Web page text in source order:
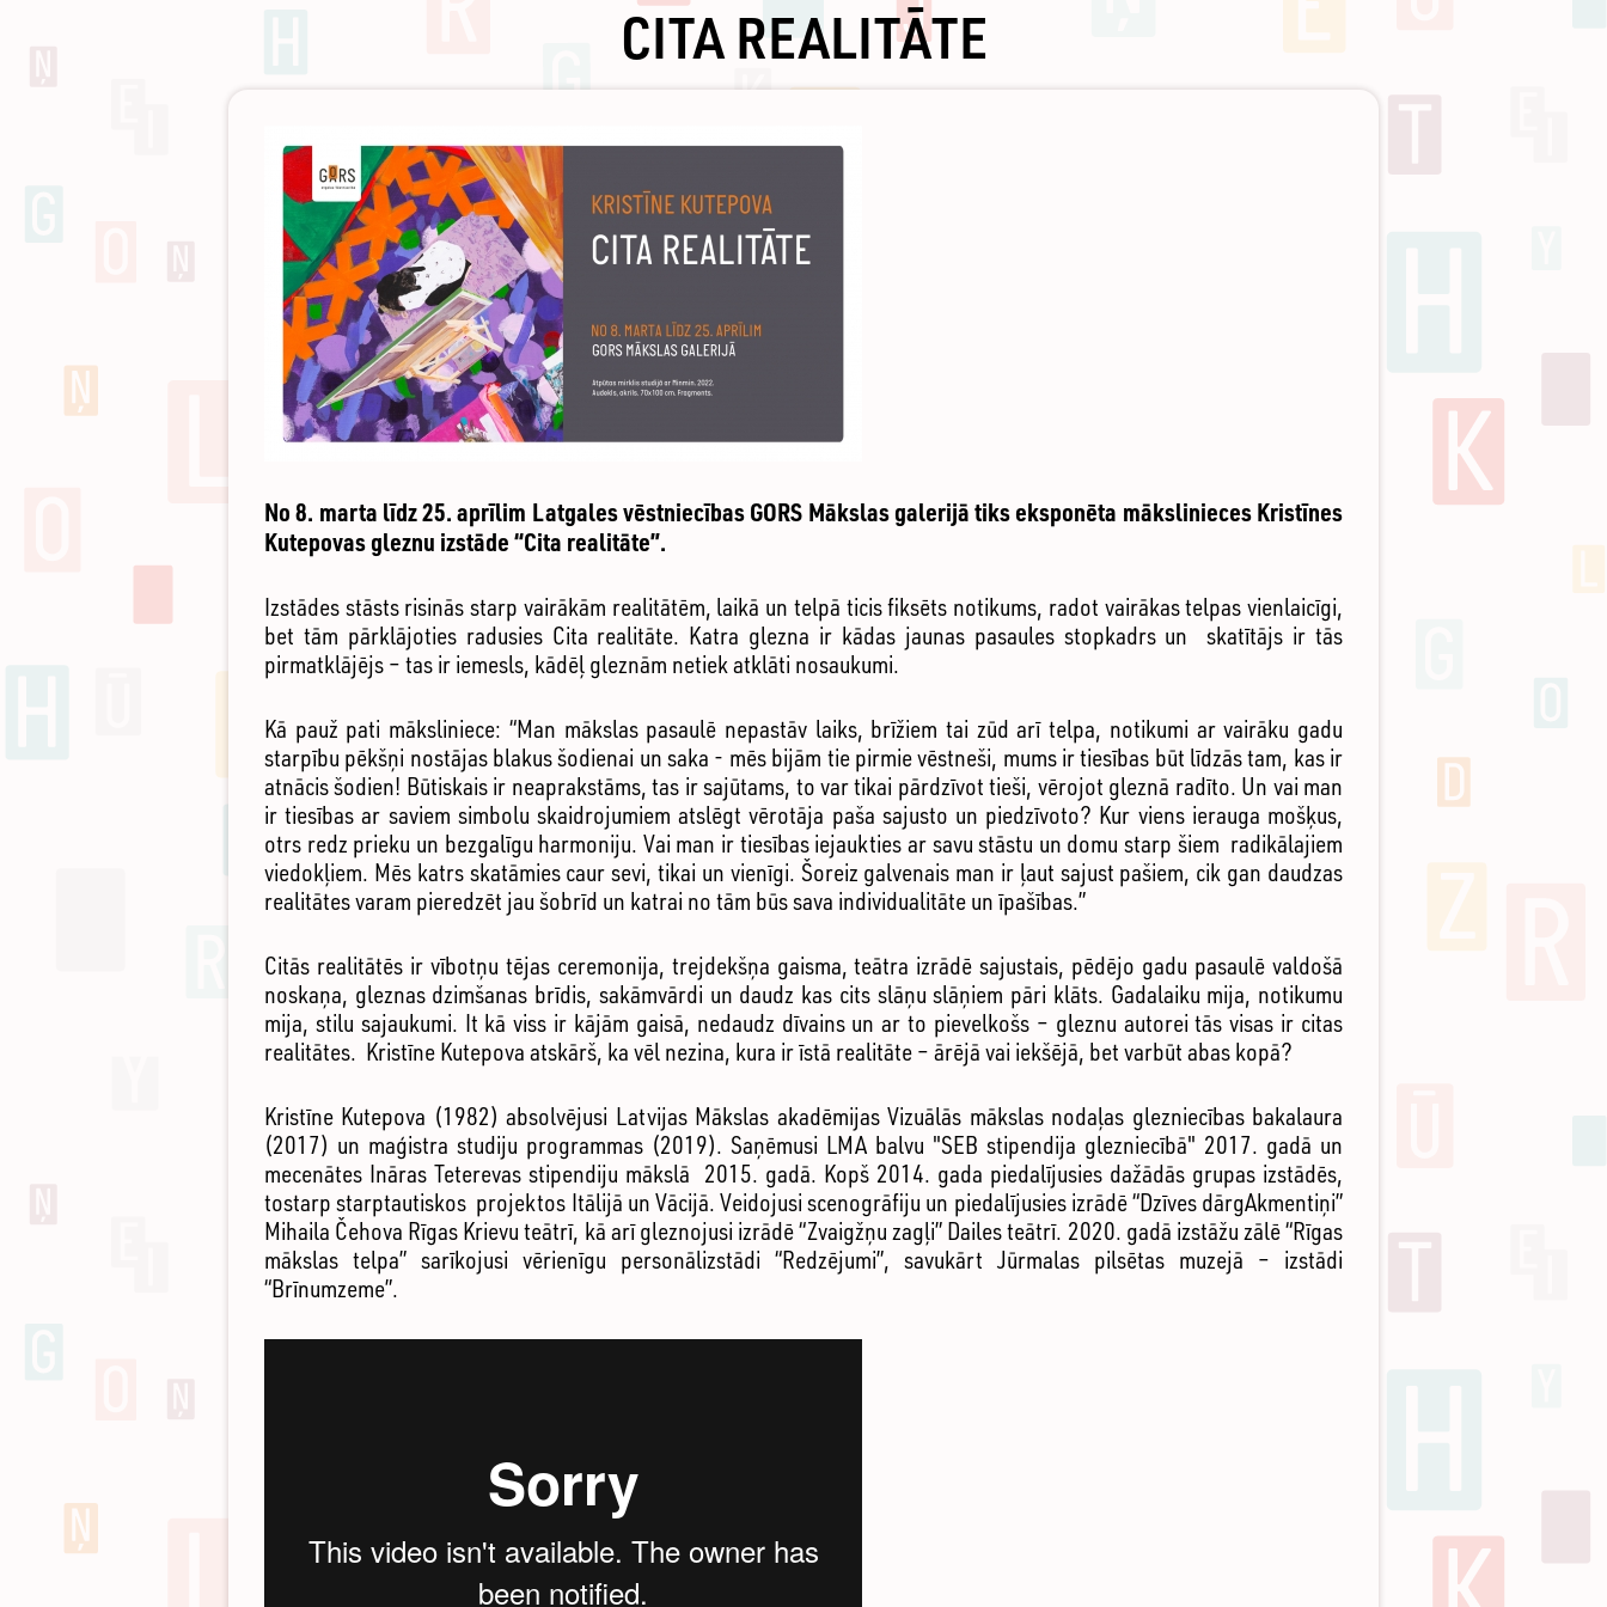
CITA REALITĀTE
No 8. marta līdz 25. aprīlim Latgales vēstniecības GORS Mākslas galerijā tiks eksponēta mākslinieces Kristīnes
Kutepovas gleznu izstāde “Cita realitāte”.
Izstādes stāsts risinās starp vairākām realitātēm, laikā un telpā ticis fiksēts notikums, radot vairākas telpas vienlaicīgi,
bet tām pārklājoties radusies Cita realitāte. Katra glezna ir kādas jaunas pasaules stopkadrs un skatītājs ir tās
pirmatklājējs – tas ir iemesls, kādēļ gleznām netiek atklāti nosaukumi.
Kā pauž pati māksliniece: “Man mākslas pasaulē nepastāv laiks, brīžiem tai zūd arī telpa, notikumi ar vairāku gadu
starpību pēkšņi nostājas blakus šodienai un saka - mēs bijām tie pirmie vēstneši, mums ir tiesības būt līdzās tam, kas ir
atnācis šodien! Būtiskais ir neaprakstāms, tas ir sajūtams, to var tikai pārdzīvot tieši, vērojot gleznā radīto. Un vai man
ir tiesības ar saviem simbolu skaidrojumiem atslēgt vērotāja paša sajusto un piedzīvoto? Kur viens ierauga mošķus,
otrs redz prieku un bezgalīgu harmoniju. Vai man ir tiesības iejaukties ar savu stāstu un domu starp šiem radikālajiem
viedokļiem. Mēs katrs skatāmies caur sevi, tikai un vienīgi. Šoreiz galvenais man ir ļaut sajust pašiem, cik gan daudzas
realitātes varam pieredzēt jau šobrīd un katrai no tām būs sava individualitāte un īpašības.”
Citās realitātēs ir vībotņu tējas ceremonija, trejdekšņa gaisma, teātra izrādē sajustais, pēdējo gadu pasaulē valdošā
noskaņa, gleznas dzimšanas brīdis, sakāmvārdi un daudz kas cits slāņu slāņiem pāri klāts. Gadalaiku mija, notikumu
mija, stilu sajaukumi. It kā viss ir kājām gaisā, nedaudz dīvains un ar to pievelkošs – gleznu autorei tās visas ir citas
realitātes. Kristīne Kutepova atskārš, ka vēl nezina, kura ir īstā realitāte – ārējā vai iekšējā, bet varbūt abas kopā?
Kristīne Kutepova (1982) absolvējusi Latvijas Mākslas akadēmijas Vizuālās mākslas nodaļas glezniecības bakalaura
(2017) un maģistra studiju programmas (2019). Saņēmusi LMA balvu "SEB stipendija glezniecībā" 2017. gadā un
mecenātes Ināras Teterevas stipendiju mākslā 2015. gadā. Kopš 2014. gada piedalījusies dažādās grupas izstādēs,
tostarp starptautiskos projektos Itālijā un Vācijā. Veidojusi scenogrāfiju un piedalījusies izrādē “Dzīves dārgAkmentiņi”
Mihaila Čehova Rīgas Krievu teātrī, kā arī gleznojusi izrādē “Zvaigžņu zagļi” Dailes teātrī. 2020. gadā izstāžu zālē “Rīgas
mākslas telpa” sarīkojusi vērienīgu personālizstādi “Redzējumi”, savukārt Jūrmalas pilsētas muzejā – izstādi
“Brīnumzeme”.